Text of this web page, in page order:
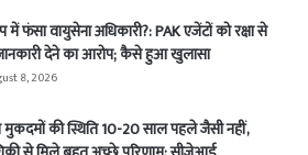
में फंसा वायुसेना अधिकारी?: PAK एजेंटों को रक्षा से
देने का आरोप; कैसे हुआ खुलासा
8, 2026
की स्थिति 10-20 साल पहले जैसी नहीं,